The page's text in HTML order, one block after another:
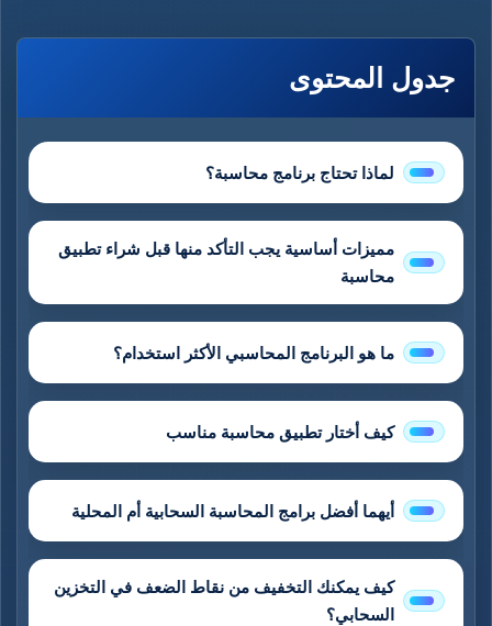
جدول المحتوى
لماذا تحتاج برنامج محاسبة؟
مميزات أساسية يجب التأكد منها قبل شراء تطبيق
محاسبة
ما هو البرنامج المحاسبي الأكثر استخدام؟
كيف أختار تطبيق محاسبة مناسب
أيهما أفضل برامج المحاسبة السحابية أم المحلية
كيف يمكنك التخفيف من نقاط الضعف في التخزين
السحابي؟